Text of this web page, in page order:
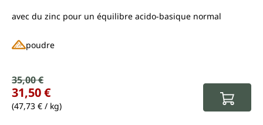
avec du zinc pour un équilibre acido-basique normal
poudre
Prix de vente :
Prix régulier :
35,00 €
31,50 €
(47,73 € / kg)